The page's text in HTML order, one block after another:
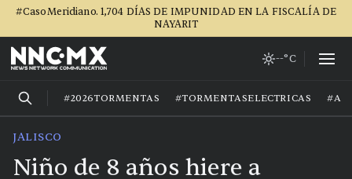
#CasoMeridiano. 1,704 DÍAS DE IMPUNIDAD EN LA FISCALÍA DE
NAYARIT
--°C
#2026TORMENTAS #TORMENTASELECTRICAS
JALISCO
Niño de 8 años hiere a